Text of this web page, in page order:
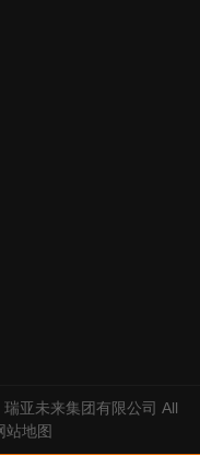
瑞亚未来集团有限公司 All
站地图